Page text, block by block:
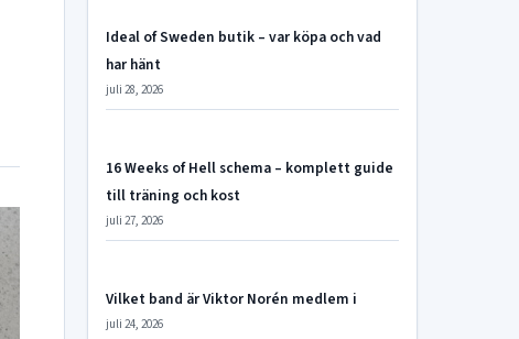
Ideal of Sweden butik – var köpa och vad
har hänt
juli 28, 2026
16 Weeks of Hell schema – komplett guide
till träning och kost
juli 27, 2026
Vilket band är Viktor Norén medlem i
juli 24, 2026